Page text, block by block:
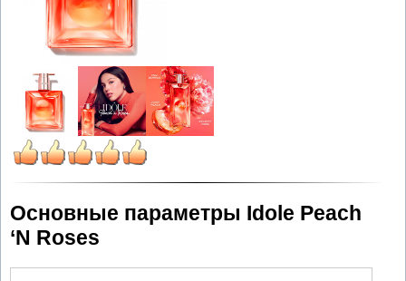
Основные параметры Idole Peach
‘N Roses